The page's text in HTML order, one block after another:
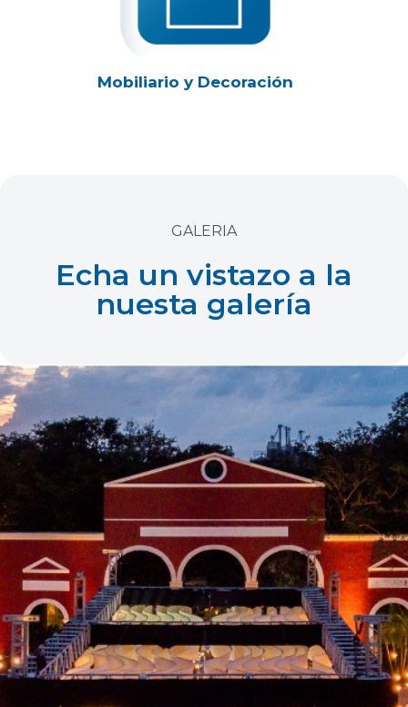
Mobiliario y Decoración
GALERIA
Echa un vistazo a la
nuesta galería